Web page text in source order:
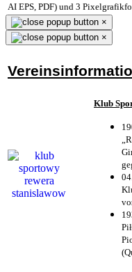
AI EPS, PDF) und 3
×
×
Klub